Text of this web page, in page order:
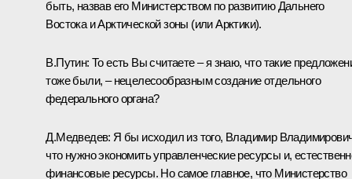
быть, назвав его Министерством по развитию Дальнего
Востока и Арктической зоны (или Арктики).
В.Путин: То есть Вы считаете – я знаю, что такие
тоже были, – нецелесообразным создание отдельного
федерального органа?
Д.Медведев: Я бы исходил из того, Владимир
что нужно экономить управленческие ресурсы и,
финансовые ресурсы. Но самое главное, что Министерство